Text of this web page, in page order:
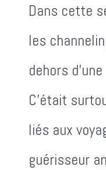
Dans cette
les
dehors
C'était
liés aux
guérisseur